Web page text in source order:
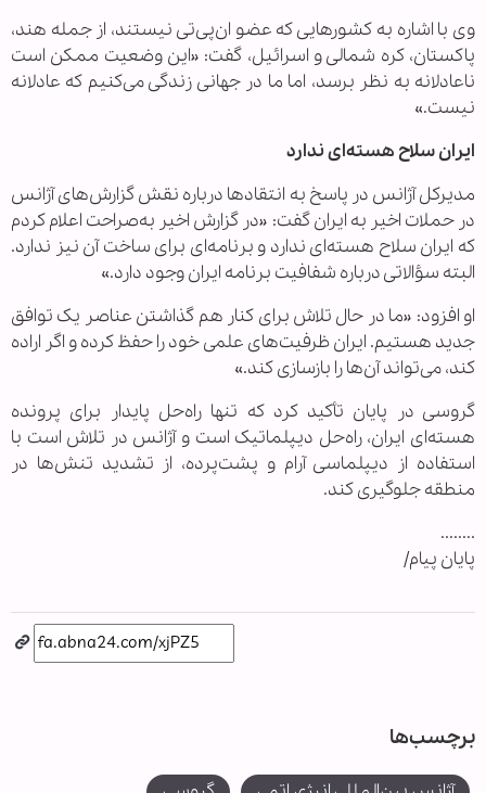
وی با اشاره به کشورهایی که عضو ان‌پی‌تی نیستند، از جمله هند،
پاکستان، کره شمالی و اسرائیل، گفت: «این وضعیت ممکن است
ناعادلانه به نظر برسد، اما ما در جهانی زندگی می‌کنیم که عادلانه
نیست.»
ایران سلاح هسته‌ای ندارد
مدیرکل آژانس در پاسخ به انتقادها درباره نقش گزارش‌های آژانس
در حملات اخیر به ایران گفت: «در گزارش اخیر به‌صراحت اعلام کردم
که ایران سلاح هسته‌ای ندارد و برنامه‌ای برای ساخت آن نیز ندارد.
البته سؤالاتی درباره شفافیت برنامه ایران وجود دارد.»
او افزود: «ما در حال تلاش برای کنار هم گذاشتن عناصر یک توافق
جدید هستیم. ایران ظرفیت‌های علمی خود را حفظ کرده و اگر اراده
کند، می‌تواند آن‌ها را بازسازی کند.»
گروسی در پایان تأکید کرد که تنها راه‌حل پایدار برای پرونده
هسته‌ای ایران، راه‌حل دیپلماتیک است و آژانس در تلاش است با
استفاده از دیپلماسی آرام و پشت‌پرده، از تشدید تنش‌ها در
منطقه جلوگیری کند.
........
پایان پیام/
برچسب‌ها